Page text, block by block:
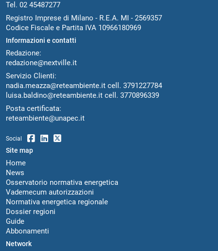
Tel. 02 45487277
Registro Imprese di Milano - R.E.A. MI - 2569357
Codice Fiscale e Partita IVA 10966180969
Informazioni e contatti
Redazione:
redazione@nextville.it
Servizio Clienti:
nadia.meazza@reteambiente.it cell. 3791227784
luisa.baldino@reteambiente.it cell. 3770896339
Posta certificata:
reteambiente@unapec.it
Social
Site map
Home
News
Osservatorio normativa energetica
Vademecum autorizzazioni
Normativa energetica regionale
Dossier regioni
Guide
Abbonamenti
Network